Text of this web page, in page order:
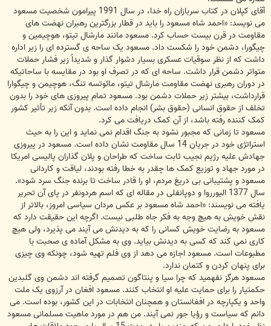
آقای کپلان در کتاب سربازان راه خدا، در سال 1991 پیرامون شخصیت مسعود
می نویسد: «احمد شاه مسعود را باید در قطار بزرگترین رهبران نهضت های
مقاومت در قرن بیست حساب کرد. مسعود مانند مارشال تیتو، هوچیمین و
چیگورا، دشمن خود را شکست داد. مسعود یک ساحه ی گسترده ای را زیر اداره
داشت که از نظر سوقیات عسکری بسیار دشوار گذار و شدیداً زیر فشار حملات
متواتر دشمن قرار داشت. ساحه ای که در تصرف او بود در مقایسه با ساحاتیکه
در دوران رهبری نهضت مقاومت مارشال تیتو، مائوتسه تنگ، هوچیمن و چیگوارا
قرارداشت، بیشتر زیر حملات دشمن بود. مسعود تمام پیروزی های خود را بدون
تخلف از حقوق انسانی (حقوق بشر) انجام داده است. بدون آنکه زیر تأثیر کشور
کمک کننده رفته باشد، از آن کمک دریافت می کرد.
مسعود تا زمانی که مجبور نشود به جنگ اقدام نمی نماید و این را به حیث
استراتژی خود در جریان 14 سال مقاومت نشان داده است. مسعود در پیروزی
جهادش علیه رژیم نجیب ثابت ساخت که طراحان و پلان گذاران پالیسی امریکا
در مورد جهاد و توزیع کمک ها چقدر به خطا رفته بودند، لیاقت و کاردانی
مسعود و پشتیبانی بی دریغ مردم، او را قادر ساخت تا برنده جنگ سرد شود».
سال 1377 الیورروا و دوپانفلی در مقاله ای که اسم هردونفر در پای آن تحریر
یافته می نویسند: «احمد شاه مسعود بر عکس مردان سیاسی امروز، بالاتر از
نقش خویش به هیچ وجه به فکر جاه طلبی نیست. اگرچه این حقیقت دارد که
مسعود به رضایت خویش کسانی را که به دیدنش می آیند می پذیرد، ولی هیچ
کاری نمی کند که کسی به دیدنش بیاید. وی به مشکل آماده ی صحبت با
مطبوعات است. مسعود اجازه می دهد از وی فلم تهیه شود، چونکه وی چیزی
برای پنهان کردن و کتمان ندارد.
مسعود هرگز نفهمید که چرا سیا و پنتاگون تصمیم گرفته اند دشمن وی گلبدین
حکمتیار را برای حمایت علیه او انتخاب کنند. مسعود افغان در آرزوی یک ملت
واحد و یکپارچه در افغانستان و همچنان انتخابات در این کشور، بوده است. می
دانم که سیاست و رؤیا جور نمی آیند. من هم در مورد ماهیت مسلمانی مسعود